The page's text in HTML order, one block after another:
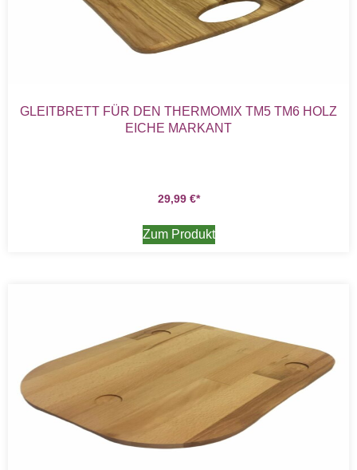
GLEITBRETT FÜR DEN THERMOMIX TM5 TM6 HOLZ
EICHE MARKANT
29,99 €
Zum Produkt